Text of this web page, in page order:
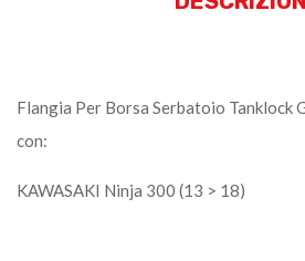
Flangia Per Borsa Serbatoio Tanklock
con:
KAWASAKI Ninja 300 (13 > 18)